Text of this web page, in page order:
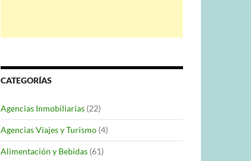
CATEGORÍAS
Agencias Inmobiliarias (22)
Agencias Viajes y Turismo (4)
Alimentación y Bebidas (61)